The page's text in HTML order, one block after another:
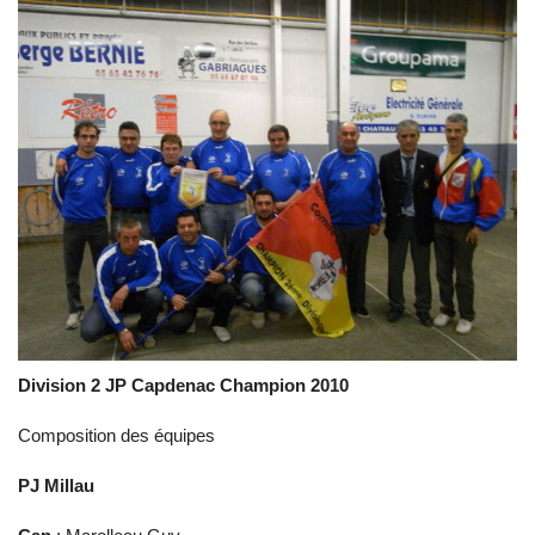
Division 2 JP Capdenac Champion 2010
Composition des équipes
PJ Millau